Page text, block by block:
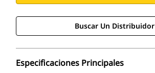
Buscar Un Distribuidor
Especificaciones Principales